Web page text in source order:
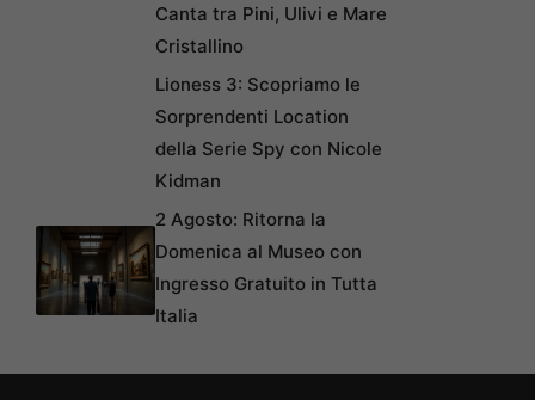
Canta tra Pini, Ulivi e Mare
Cristallino
Lioness 3: Scopriamo le
Sorprendenti Location
della Serie Spy con Nicole
Kidman
2 Agosto: Ritorna la
Domenica al Museo con
Ingresso Gratuito in Tutta
Italia